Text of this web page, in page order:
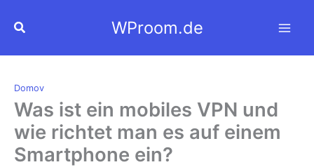
InhaltSuchen WProom.de
Domov
Was ist ein mobiles VPN und
wie richtet man es auf einem
Smartphone ein?